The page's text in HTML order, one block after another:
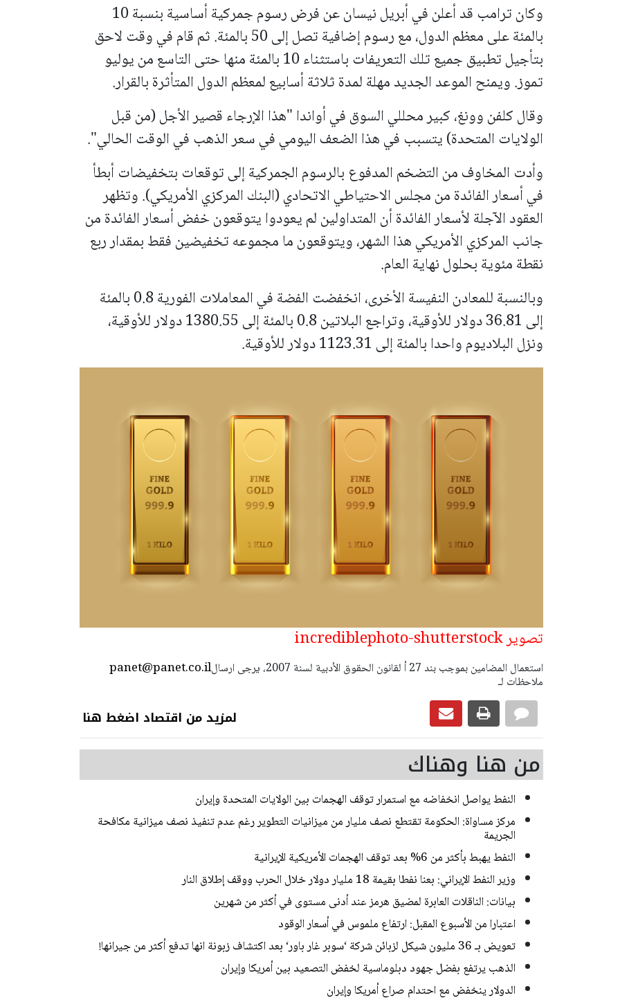
وكان ترامب قد أعلن في أبريل نيسان عن فرض رسوم جمركية أساسية بنسبة 10
بالمئة على معظم الدول، مع رسوم إضافية تصل إلى 50 بالمئة. ثم قام في وقت لاحق
بتأجيل تطبيق جميع تلك التعريفات باستثناء 10 بالمئة منها حتى التاسع من يوليو
تموز. ويمنح الموعد الجديد مهلة لمدة ثلاثة أسابيع لمعظم الدول المتأثرة بالقرار.
وقال كلفن وونغ، كبير محللي السوق في أواندا "هذا الإرجاء قصير الأجل (من قبل
الولايات المتحدة) يتسبب في هذا الضعف اليومي في سعر الذهب في الوقت الحالي".
وأدت المخاوف من التضخم المدفوع بالرسوم الجمركية إلى توقعات بتخفيضات أبطأ
في أسعار الفائدة من مجلس الاحتياطي الاتحادي (البنك المركزي الأمريكي). وتظهر
العقود الآجلة لأسعار الفائدة أن المتداولين لم يعودوا يتوقعون خفض أسعار الفائدة من
جانب المركزي الأمريكي هذا الشهر، ويتوقعون ما مجموعه تخفيضين فقط بمقدار ربع
نقطة مئوية بحلول نهاية العام.
وبالنسبة للمعادن النفيسة الأخرى، انخفضت الفضة في المعاملات الفورية 0.8 بالمئة
إلى 36.81 دولار للأوقية، وتراجع البلاتين 0.8 بالمئة إلى 1380.55 دولار للأوقية،
ونزل البلاديوم واحدا بالمئة إلى 1123.31 دولار للأوقية.
تصوير incrediblephoto-shutterstock
panet@panet.co.ilاستعمال المضامين بموجب بند 27 أ لقانون الحقوق الأدبية لسنة 2007، يرجى ارسال
ملاحظات لـ
لمزيد من اقتصاد اضغط هنا
من هنا وهناك
النفط يواصل انخفاضه مع استمرار توقف الهجمات بين الولايات المتحدة وإيران
مركز مساواة: الحكومة تقتطع نصف مليار من ميزانيات التطوير رغم عدم تنفيذ نصف ميزانية مكافحة
الجريمة
النفط يهبط بأكثر من 6% بعد توقف الهجمات الأمريكية الإيرانية
وزير النفط الإيراني: بعنا نفطا بقيمة 18 مليار دولار خلال الحرب ووقف إطلاق النار
بيانات: الناقلات العابرة لمضيق هرمز عند أدنى مستوى في أكثر من شهرين
اعتبارا من الأسبوع المقبل: ارتفاع ملموس في أسعار الوقود
تعويض بـ 36 مليون شيكل لزبائن شركة ‘سوبر غار باور‘ بعد اكتشاف زبونة انها تدفع أكثر من جيرانها!
الذهب يرتفع بفضل جهود دبلوماسية لخفض التصعيد بين أمريكا وإيران
الدولار ينخفض مع احتدام صراع أمريكا وإيران